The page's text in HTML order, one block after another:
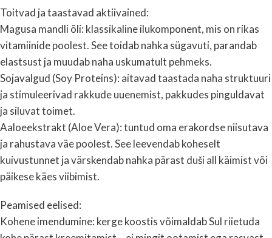
Toitvad ja taastavad aktiivained:
Magusa mandli õli: klassikaline ilukomponent, mis on rikas
vitamiinide poolest. See toidab nahka sügavuti, parandab
elastsust ja muudab naha uskumatult pehmeks.
Sojavalgud (Soy Proteins): aitavad taastada naha struktuuri
ja stimuleerivad rakkude uuenemist, pakkudes pinguldavat
ja siluvat toimet.
Aaloeekstrakt (Aloe Vera): tuntud oma erakordse niisutava
ja rahustava väe poolest. See leevendab koheselt
kuivustunnet ja värskendab nahka pärast duši all käimist või
päikese käes viibimist.
Peamised eelised:
Kohene imendumine: kerge koostis võimaldab Sul riietuda